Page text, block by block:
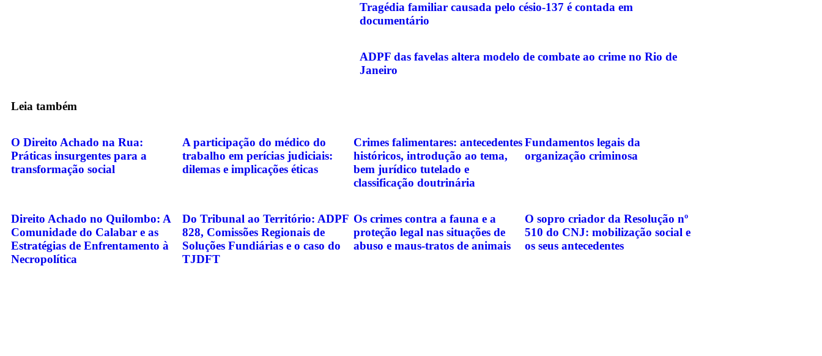
Tragédia familiar causada pelo césio-137 é contada em
documentário
ADPF das favelas altera modelo de combate ao crime no Rio de
Janeiro
Leia também
O Direito Achado na Rua:
Práticas insurgentes para a
transformação social
A participação do médico do
trabalho em perícias judiciais:
dilemas e implicações éticas
Crimes falimentares: antecedentes
históricos, introdução ao tema,
bem jurídico tutelado e
classificação doutrinária
Fundamentos legais da
organização criminosa
Direito Achado no Quilombo: A
Comunidade do Calabar e as
Estratégias de Enfrentamento à
Necropolítica
Do Tribunal ao Território: ADPF
828, Comissões Regionais de
Soluções Fundiárias e o caso do
TJDFT
Os crimes contra a fauna e a
proteção legal nas situações de
abuso e maus-tratos de animais
O sopro criador da Resolução nº
510 do CNJ: mobilização social e
os seus antecedentes